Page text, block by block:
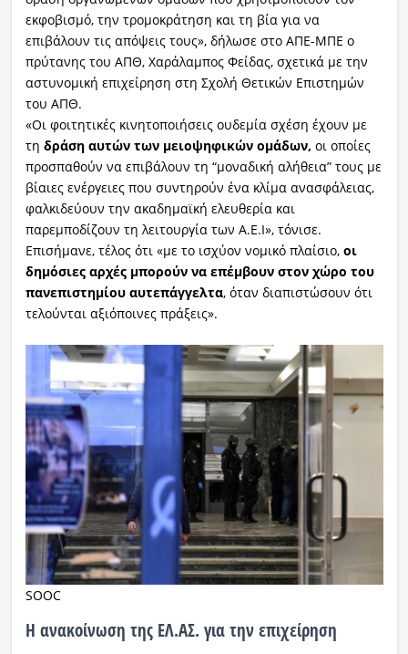
εκφοβισμό, την τρομοκράτηση και τη βία για να
επιβάλουν τις απόψεις τους», δήλωσε στο ΑΠΕ-ΜΠΕ ο
πρύτανης του ΑΠΘ, Χαράλαμπος Φείδας, σχετικά με την
αστυνομική επιχείρηση στη Σχολή Θετικών Επιστημών
του ΑΠΘ.
«Οι φοιτητικές κινητοποιήσεις ουδεμία σχέση έχουν με
τη δράση αυτών των μειοψηφικών ομάδων, οι οποίες
προσπαθούν να επιβάλουν τη “μοναδική αλήθεια” τους με
βίαιες ενέργειες που συντηρούν ένα κλίμα ανασφάλειας,
φαλκιδεύουν την ακαδημαϊκή ελευθερία και
παρεμποδίζουν τη λειτουργία των Α.Ε.Ι», τόνισε.
Επισήμανε, τέλος ότι «με το ισχύον νομικό πλαίσιο, οι
δημόσιες αρχές μπορούν να επέμβουν στον χώρο του
πανεπιστημίου αυτεπάγγελτα, όταν διαπιστώσουν ότι
τελούνται αξιόποινες πράξεις».
SOOC
Η ανακοίνωση της ΕΛ.ΑΣ. για την επιχείρηση